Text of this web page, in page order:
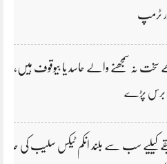
ٹرمپ
سخت نہ سمجھنے والے حاسد یا بیوقوف ہیں،
برس پڑے
کیلیے سب سے بلند انکم ٹیکس سلیب کی حد